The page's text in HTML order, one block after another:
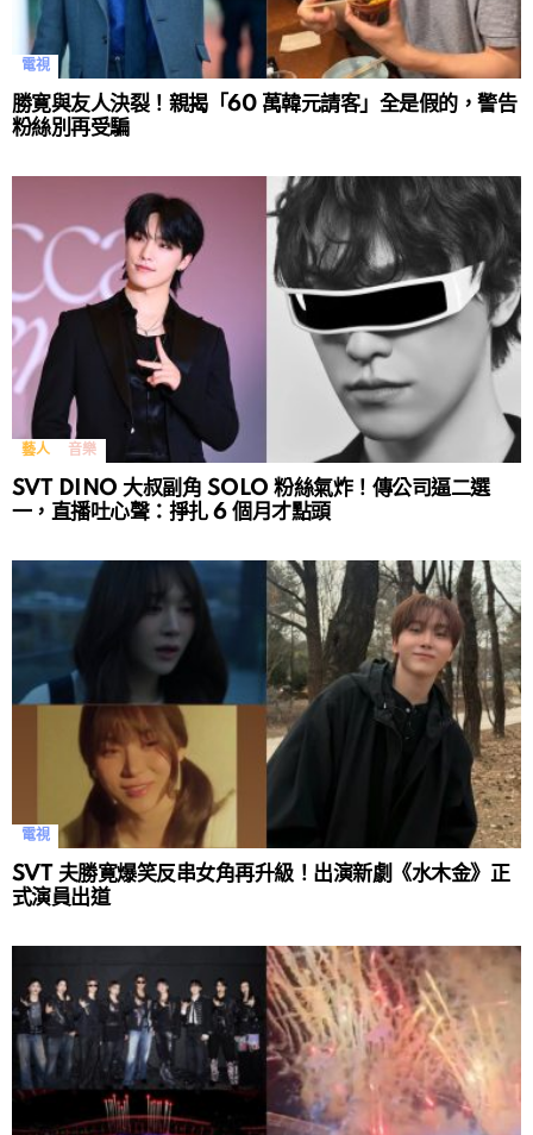
電視
勝寛與友人決裂！親揭「60 萬韓元請客」全是假的，警告
粉絲別再受騙
藝人 音樂
SVT DINO 大叔副角 SOLO 粉絲氣炸！傳公司逼二選
一，直播吐心聲：掙扎 6 個月才點頭
電視
SVT 夫勝寛爆笑反串女角再升級！出演新劇《水木金》正
式演員出道